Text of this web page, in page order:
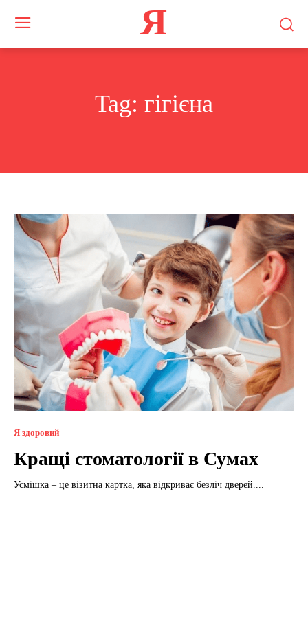
Я
Tag: гігієна
Я здоровий
Кращі стоматології в Сумах
Усмішка – це візитна картка, яка відкриває безліч дверей....